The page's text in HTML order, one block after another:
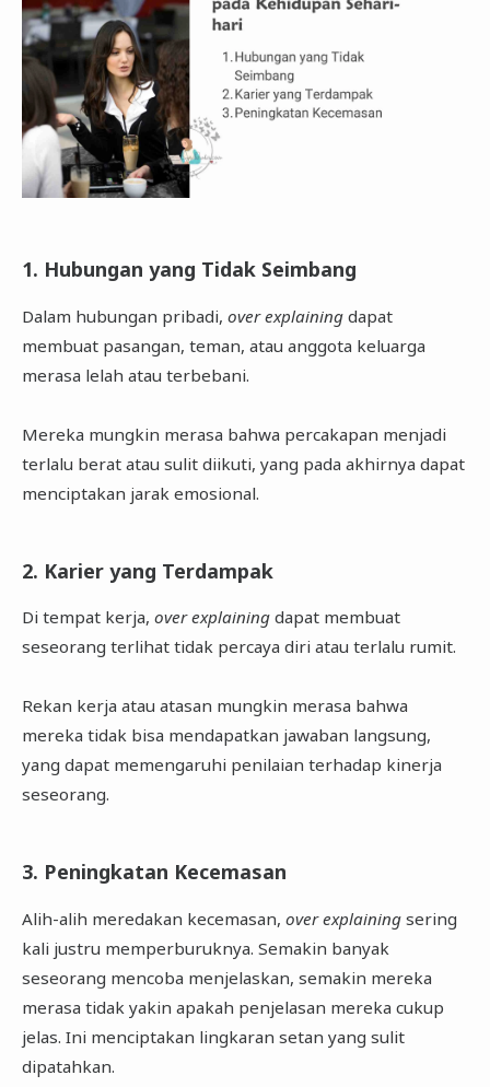
1. Hubungan yang Tidak Seimbang
Dalam hubungan pribadi, over explaining dapat
membuat pasangan, teman, atau anggota keluarga
merasa lelah atau terbebani.
Mereka mungkin merasa bahwa percakapan menjadi
terlalu berat atau sulit diikuti, yang pada akhirnya dapat
menciptakan jarak emosional.
2. Karier yang Terdampak
Di tempat kerja, over explainingdapat membuat
seseorang terlihat tidak percaya diri atau terlalu rumit.
Rekan kerja atau atasan mungkin merasa bahwa
mereka tidak bisa mendapatkan jawaban langsung,
yang dapat memengaruhi penilaian terhadap kinerja
seseorang.
3. Peningkatan Kecemasan
Alih-alih meredakan kecemasan, over explainingsering
kali justru memperburuknya. Semakin banyak
seseorang mencoba menjelaskan, semakin mereka
merasa tidak yakin apakah penjelasan mereka cukup
jelas. Ini menciptakan lingkaran setan yang sulit
dipatahkan.